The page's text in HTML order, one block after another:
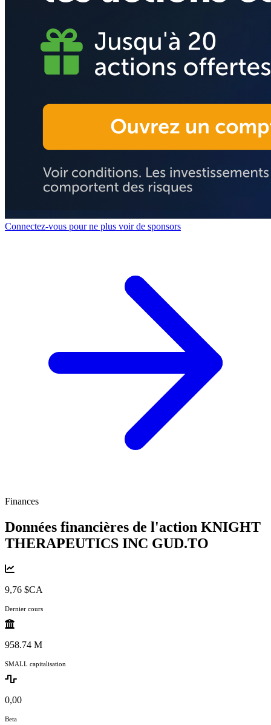
Connectez-vous pour ne plus voir de sponsors
Finances
Données financières de l'action KNIGHT
THERAPEUTICS INC GUD.TO
9,76 $CA
Dernier cours
958.74 M
SMALL capitalisation
0,00
Beta